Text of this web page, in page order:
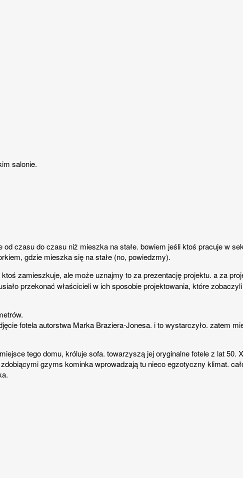
salonie.
czasu do czasu niż mieszka na stałe. bowiem jeśli ktoś pracuje w
gdzie mieszka się na stałe (no, powiedzmy).
zamieszkuje, ale może uznajmy to za prezentację projektu. a za
przekonać właścicieli w ich sposobie projektowania, które
fotela autorstwa Marka Braziera-Jonesa. i to wystarczyło. zatem
tego domu, króluje sofa. towarzyszą jej oryginalne fotele z lat 50.
gzyms kominka wprowadzają tu nieco egzotyczny klimat.